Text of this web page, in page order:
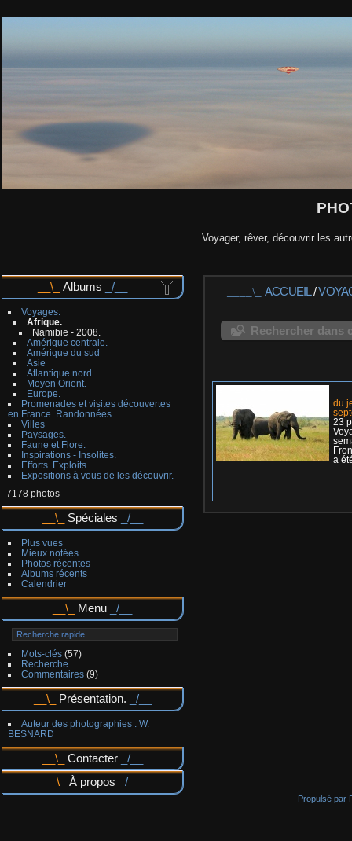
Voyager, rêver, découvrir les
Albums
Voyages.
Afrique.
Namibie - 2008.
Amérique centrale.
Amérique du sud
Asie
Atlantique nord.
Moyen Orient.
Europe.
Promenades et visites découvertes
en France. Randonnées
Villes
Paysages.
Faune et Flore.
Inspirations - Insolites.
Efforts. Exploits...
Expositions à vous de les découvrir.
7178 photos
Spéciales
Plus vues
Mieux notées
Photos récentes
Albums récents
Calendrier
Menu
Mots-clés(57)
Recherche
Commentaires(9)
Présentation.
Auteur des photographies : W.
BESNARD
Contacter
À propos
ACCUEIL/
Rechercher dans
du
23
a
Propulsé par